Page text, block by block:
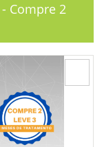
Compre 2